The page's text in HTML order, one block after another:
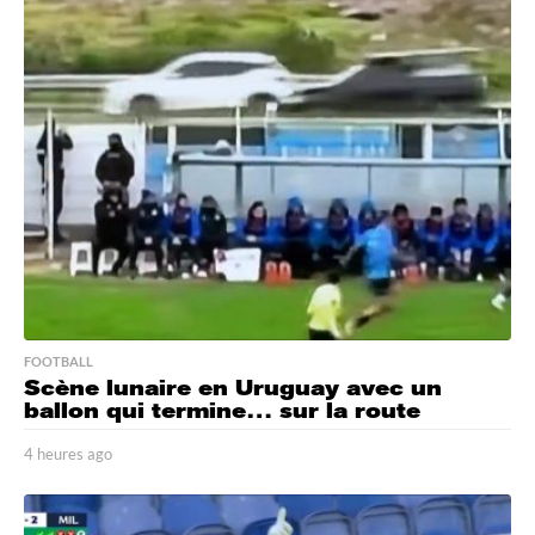
r
e
s
g
o
FOOTBALL
Scène lunaire en Uruguay avec un
ballon qui termine… sur la route
4 heures ago
e